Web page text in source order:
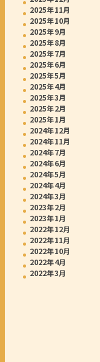
2025年11月
2025年10月
2025年9月
2025年8月
2025年7月
2025年6月
2025年5月
2025年4月
2025年3月
2025年2月
2025年1月
2024年12月
2024年11月
2024年7月
2024年6月
2024年5月
2024年4月
2024年3月
2023年2月
2023年1月
2022年12月
2022年11月
2022年10月
2022年4月
2022年3月